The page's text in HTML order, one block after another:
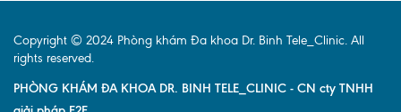
Copyright © 2024 Phòng khám Đa khoa Dr. Binh Tele_Clinic. All
rights reserved.
PHÒNG KHÁM ĐA KHOA DR. BINH TELE_CLINIC - CN cty TNHH